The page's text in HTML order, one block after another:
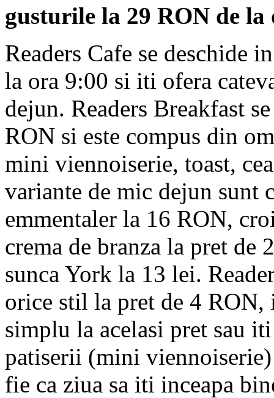
gusturile la 29 RON de la
Readers Cafe se deschide
la ora 9:00 si iti ofera
dejun. Readers Breakfast
RON si este compus din
mini viennoiserie, toast,
variante de mic dejun sunt
emmentaler la 16 RON,
crema de branza la pret de
sunca York la 13 lei.
orice stil la pret de 4
simplu la acelasi pret sau
patiserii (mini
fie ca ziua sa iti inceapa